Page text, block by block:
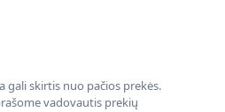
skirtis nuo pačios prekės.
vadovautis prekių